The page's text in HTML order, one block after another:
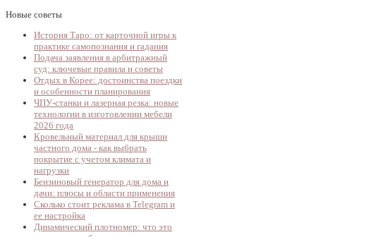
Новые советы
История Таро: от карточной игры к
практике самопознания и гадания
Подача заявления в арбитражный
суд: ключевые правила и советы
Отдых в Корее: достоинства поездки
и особенности планирования
ЧПУ-станки и лазерная резка: новые
технологии в изготовлении мебели
2026 года
Кровельный материал для крыши
частного дома - как выбрать
покрытие с учетом климата и
нагрузки
Бензиновый генератор для дома и
дачи: плюсы и области применения
Сколько стоит реклама в Telegram и
ее настройка
Динамический плотномер: что это